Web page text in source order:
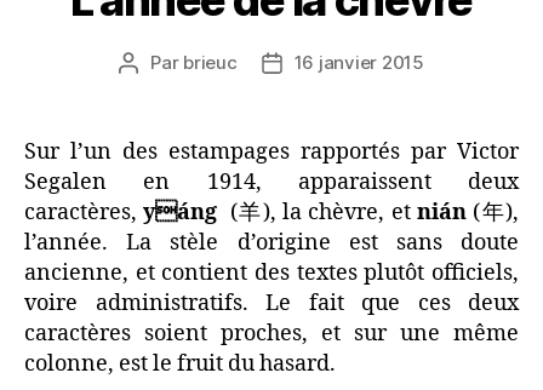
Auteur
Par brieuc
Date16 janvier 2015
Sur l’un des estampages rapportés par Victor
Segalen en 1914, apparaissent deux
caractères,yáng (羊), la chèvre, etnián (年),
l’année. La stèle d’origine est sans doute
ancienne, et contient des textes plutôt officiels,
voire administratifs. Le fait que ces deux
caractères soient proches, et sur une même
colonne, est le fruit du hasard.